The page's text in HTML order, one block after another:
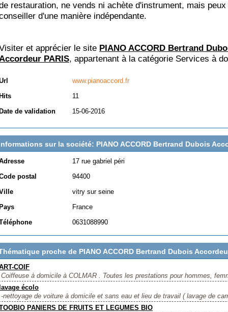
restauration, ne vends ni achète d'instrument, mais
d'une manière indépendante.
et apprécier le site PIANO ACCORD Bertrand
PARIS, appartenant à la catégorie Services à
www.pianoaccord.fr
11
de validation
15-06-2016
sur la société: PIANO ACCORD Bertrand Dubois
17 rue gabriel péri
postal
94400
vitry sur seine
France
0631088990
proche de PIANO ACCORD Bertrand Dubois
COIF
Coiffeuse à domicile à COLMAR . Toutes les prestations pour hommes,
écolo
-nettoyage de voiture à domicile et sans eau et lieu de travail ( lavage de
PANIERS DE FRUITS ET LEGUMES BIO